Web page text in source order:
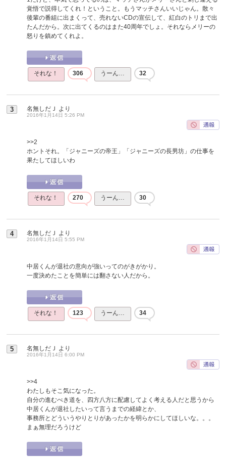
覚悟で説得してくれ！ということ。もうマッチさんいいじゃん。散々
後輩の番組に出まくって、売れないCDの宣伝して、紅白のトリまで出
たんだから。次に出てくるのはまた40周年でしょ。それならメリーの
怒りを鎮めてくれよ。
それな！ 306 うーん… 32
3 名無しだＪ より
2016年1月14日 5:26 PM
>>2
ホントそれ。「ジャニーズの帝王」「ジャニーズの長男坊」の仕事を
果たしてほしいわ
それな！ 270 うーん… 30
4 名無しだＪ より
2016年1月14日 5:55 PM
中居くんが退社の意向が強いってのがきがかり。
一度決めたことを簡単には翻さない人だから。
それな！ 123 うーん… 34
5 名無しだＪ より
2016年1月14日 6:00 PM
>>4
わたしもそこ気になった。
自分の進むべき道を、四方八方に配慮してよく考える人だと思うから
中居くんが退社したいって言うまでの経緯とか、
事務所とどういうやりとりがあったかを明らかにしてほしいな。。。
まぁ無理だろうけど